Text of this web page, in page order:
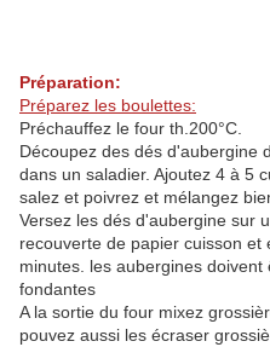
Préparation:
Préparez les boulettes:
Préchauffez le four th.200°C.
Découpez des dés d'aubergine
dans un saladier. Ajoutez 4 à 5
salez et poivrez et mélangez
Versez les dés d'aubergine sur
recouverte de papier cuisson
minutes. les aubergines
fondantes
A la sortie du four mixez
pouvez aussi les écraser